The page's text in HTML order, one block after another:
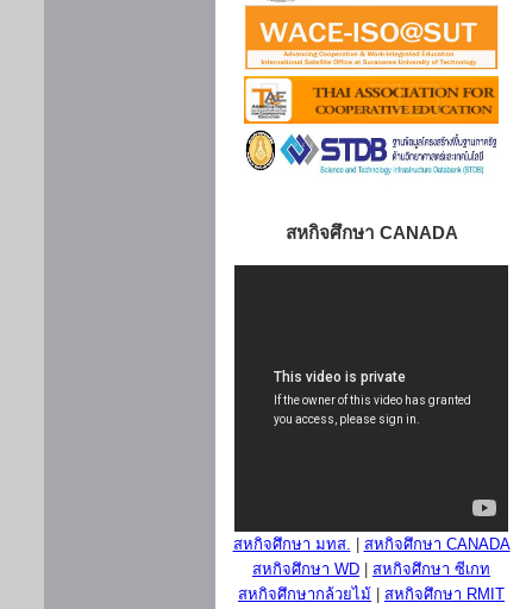
สหกิจศึกษา CANADA
สหกิจศึกษา มทส.
สหกิจศึกษา CANADA
สหกิจศึกษา WD
สหกิจศึกษา ซีเกท
สหกิจศึกษากล้วยไม้
สหกิจศึกษา RMIT